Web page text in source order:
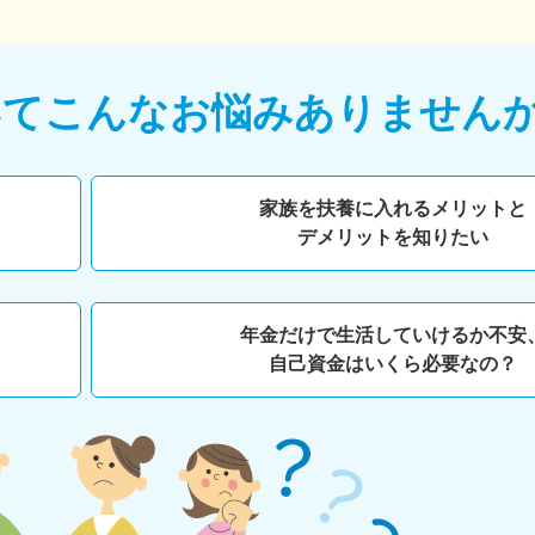
こんなお悩みありません
家族を扶養に入れるメリットと
デメリットを知りたい
年金だけで生活していけるか不安
自己資金はいくら必要なの？